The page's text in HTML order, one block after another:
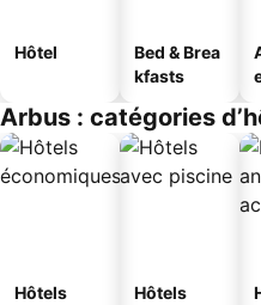
Hôtel
Bed & Brea
kfasts
Arbus : catégories
Hôtels
Hôtels